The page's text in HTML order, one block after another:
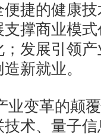
捷的健康
撑商业模
发展引领
新就业。
变革的颠覆
术、量子